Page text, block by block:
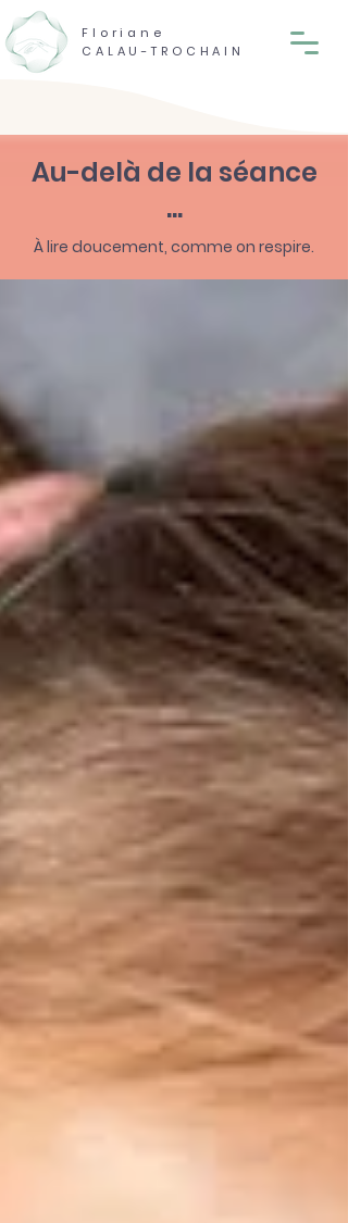
Floriane
CALAU-TROCHAIN
Au-delà de la séance
...
À lire doucement, comme on respire.